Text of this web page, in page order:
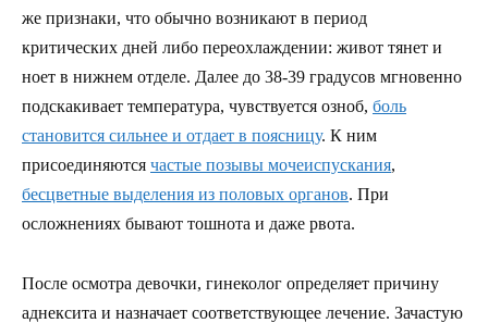
же признаки, что обычно возникают в период
критических дней либо переохлаждении: живот тянет и
ноет в нижнем отделе. Далее до 38-39 градусов мгновенно
подскакивает температура, чувствуется озноб, боль
становится сильнее и отдает в поясницу. К ним
присоединяются частые позывы мочеиспускания,
бесцветные выделения из половых органов. При
осложнениях бывают тошнота и даже рвота.
После осмотра девочки, гинеколог определяет причину
аднексита и назначает соответствующее лечение. Зачастую